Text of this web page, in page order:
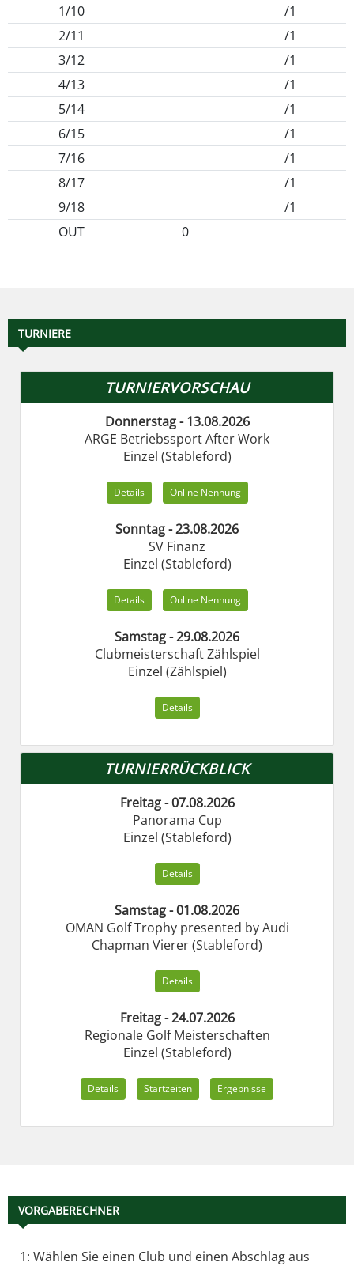
1/10
/1
2/11
/1
3/12
/1
4/13
/1
5/14
/1
6/15
/1
7/16
/1
8/17
/1
9/18
/1
OUT
0
TURNIERE
TURNIERVORSCHAU
Donnerstag - 13.08.2026
ARGE Betriebssport After Work
Einzel (Stableford)
Details Online Nennung
Sonntag - 23.08.2026
SV Finanz
Einzel (Stableford)
Details Online Nennung
Samstag - 29.08.2026
Clubmeisterschaft Zählspiel
Einzel (Zählspiel)
Details
TURNIERRÜCKBLICK
Freitag - 07.08.2026
Panorama Cup
Einzel (Stableford)
Details
Samstag - 01.08.2026
OMAN Golf Trophy presented by Audi
Chapman Vierer (Stableford)
Details
Freitag - 24.07.2026
Regionale Golf Meisterschaften
Einzel (Stableford)
Details Startzeiten Ergebnisse
VORGABERECHNER
1: Wählen Sie einen Club und einen Abschlag aus